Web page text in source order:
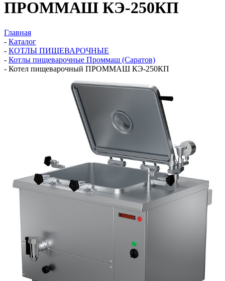
ПРОММАШ КЭ-250КП
Главная
- Каталог
- КОТЛЫ ПИЩЕВАРОЧНЫЕ
- Котлы пищеварочные Проммаш (Саратов)
- Котел пищеварочный ПРОММАШ КЭ-250КП